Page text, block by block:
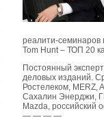
реалити-семинаров
Tom Hunt – ТОП 20
Постоянный
деловых изданий.
Ростелеком, MERZ,
Сахалин Энерджи,
Mazda,
— — — —